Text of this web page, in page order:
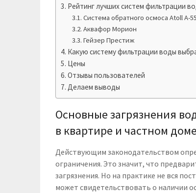
Рейтинг лучших систем фильтрации
Система обратного осмоса Atoll A-
Аквафор Морион
Гейзер Престиж
Какую систему фильтрации воды
Цены
Отзывы пользователей
Делаем выводы
Основные загрязнения
в квартире и частном доме
Действующим законодательством
ограничения. Это значит, что
загрязнения. Но на практике не вся
может свидетельствовать о наличии